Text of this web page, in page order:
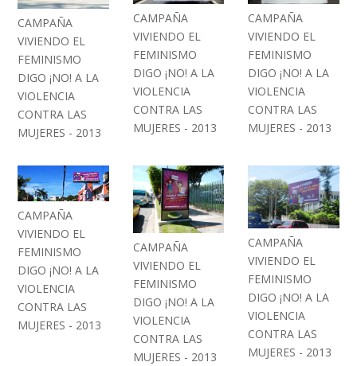
CAMPAÑA
VIVIENDO EL
FEMINISMO
DIGO ¡NO! A LA
VIOLENCIA
CONTRA LAS
MUJERES - 2013
CAMPAÑA
VIVIENDO EL
FEMINISMO
DIGO ¡NO! A LA
VIOLENCIA
CONTRA LAS
MUJERES - 2013
CAMPAÑA
VIVIENDO EL
FEMINISMO
DIGO ¡NO! A LA
VIOLENCIA
CONTRA LAS
MUJERES - 2013
CAMPAÑA
VIVIENDO EL
FEMINISMO
DIGO ¡NO! A LA
VIOLENCIA
CONTRA LAS
MUJERES - 2013
CAMPAÑA
VIVIENDO EL
FEMINISMO
DIGO ¡NO! A LA
VIOLENCIA
CONTRA LAS
MUJERES - 2013
CAMPAÑA
VIVIENDO EL
FEMINISMO
DIGO ¡NO! A LA
VIOLENCIA
CONTRA LAS
MUJERES - 2013